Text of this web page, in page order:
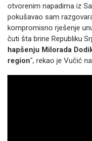
otvorenim napadima iz
pokušavao sam
kompromisno rješenje
čuti šta brine Republiku
hapšenju Milorada
region", rekao je Vučić